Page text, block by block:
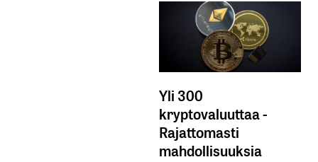
Yli 300
kryptovaluuttaa -
Rajattomasti
mahdollisuuksia